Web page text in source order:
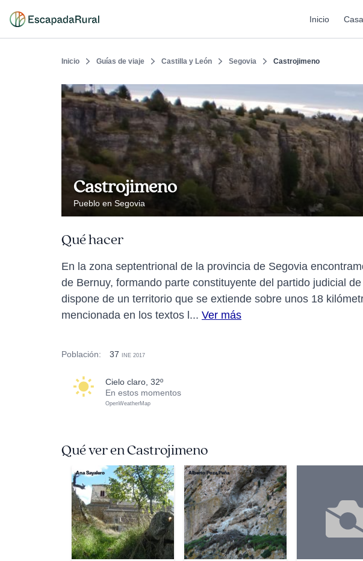
Inicio
Inicio Guías de viaje Castilla y León Segovia Castrojimeno
Castrojimeno
Pueblo en Segovia
Qué hacer
En la zona septentrional de la provincia de Segovia
de Bernuy, formando parte constituyente del partido judicial
dispone de un territorio que se extiende sobre unos 18
mencionada en los textos l... Ver más
Población: 37 INE 2017
cielo claro, 32º
En estos momentos
OpenWeatherMap
Qué ver en Castrojimeno
Ana Sayalero Alberto Poza Peña